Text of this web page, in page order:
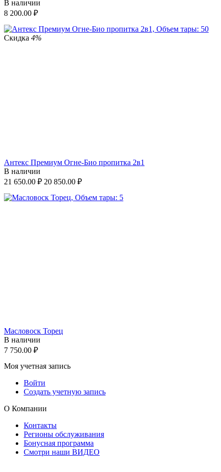
В наличии
8 200.00 ₽
Скидка 4%
Антекс Премиум Огне-Био пропитка 2в1
В наличии
21 650.00 ₽ 20 850.00 ₽
Масловоск Торец
В наличии
7 750.00 ₽
Моя учетная запись
Войти
Создать учетную запись
О Компании
Контакты
Регионы обслуживания
Бонусная программа
Смотри наши ВИДЕО